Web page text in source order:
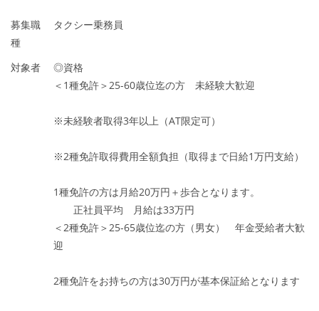
募集職
種
タクシー乗務員
対象者
◎資格
＜1種免許＞25-60歳位迄の方 未経験大歓迎
※未経験者取得3年以上（AT限定可）
※2種免許取得費用全額負担（取得まで日給1万円支給）
1種免許の方は月給20万円＋歩合となります。
正社員平均 月給は33万円
＜2種免許＞25-65歳位迄の方（男女） 年金受給者大歓
迎
2種免許をお持ちの方は30万円が基本保証給となります